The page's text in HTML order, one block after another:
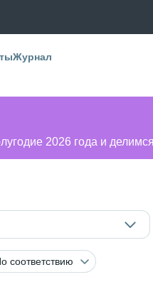
Журнал
2026 года и делимся
соответствию